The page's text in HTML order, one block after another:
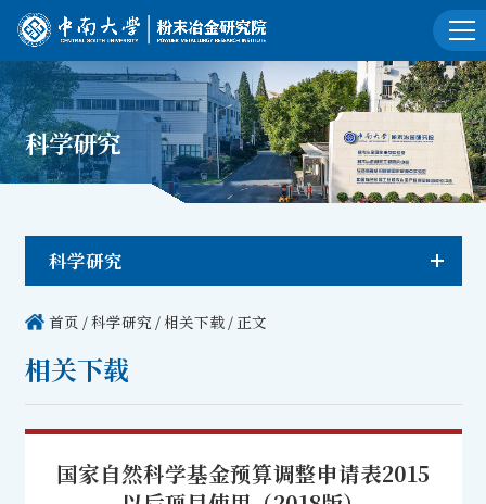
科学研究
科学研究
相关下载
首页 /科学研究 /相关下载 / 正文
国家自然科学基金预算调整申请表2015